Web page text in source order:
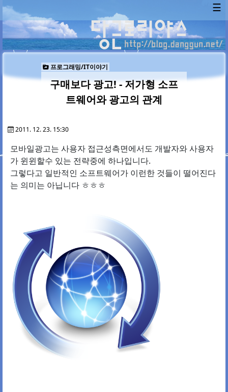
☰
프로그래밍/IT이야기
구매보다 광고! - 저가형 소프
트웨어와 광고의 관계
2011. 12. 23. 15:30
모바일광고는 사용자 접근성측면에서도 개발자와 사용자
가 윈윈할수 있는 전략중에 하나입니다.
그렇다고 일반적인 소프트웨어가 이런한 것들이 떨어진다
는 의미는 아닙니다 ㅎㅎㅎ